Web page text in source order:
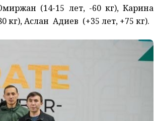
(14-15 лет, -60 кг), Карина
кг), Аслан Адиев (+35 лет, +75 кг).